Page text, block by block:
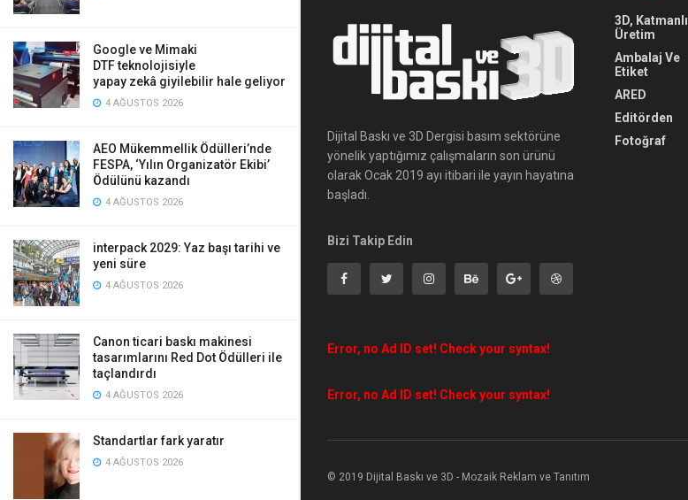
Google ve Mimaki
DTF teknolojisiyle
yapay zekâ giyilebilir hale geliyor
4 AĞUSTOS 2026
AEO Mükemmellik Ödülleri’nde
FESPA, ‘Yılın Organizatör Ekibi’
Ödülünü kazandı
4 AĞUSTOS 2026
interpack 2029: Yaz başı tarihi ve
yeni süre
4 AĞUSTOS 2026
Canon ticari baskı makinesi
tasarımlarını Red Dot Ödülleri ile
taçlandırdı
4 AĞUSTOS 2026
Standartlar fark yaratır
4 AĞUSTOS 2026
Dijital Baskı ve 3D Dergisi basım sektörüne
yönelik yaptığımız çalışmaların son ürünü
olarak Ocak 2019 ayı itibari ile yayın hayatına
başladı.
Bizi Takip Edin
Error, no Ad ID set! Check your syntax!
Error, no Ad ID set! Check your syntax!
3D, Katmanlı
Üretim
Ambalaj Ve
Etiket
ARED
Editörden
Fotoğraf
© 2019 Dijital Baskı ve 3D - Mozaik Reklam ve Tanıtım